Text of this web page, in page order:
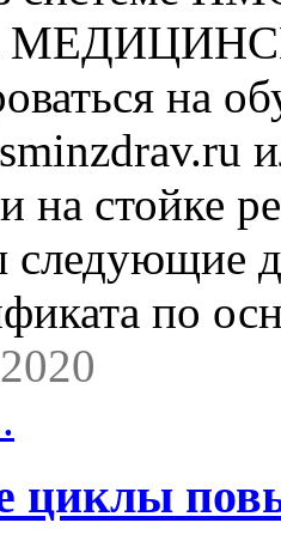
на
на стойке
следующие
по
циклы